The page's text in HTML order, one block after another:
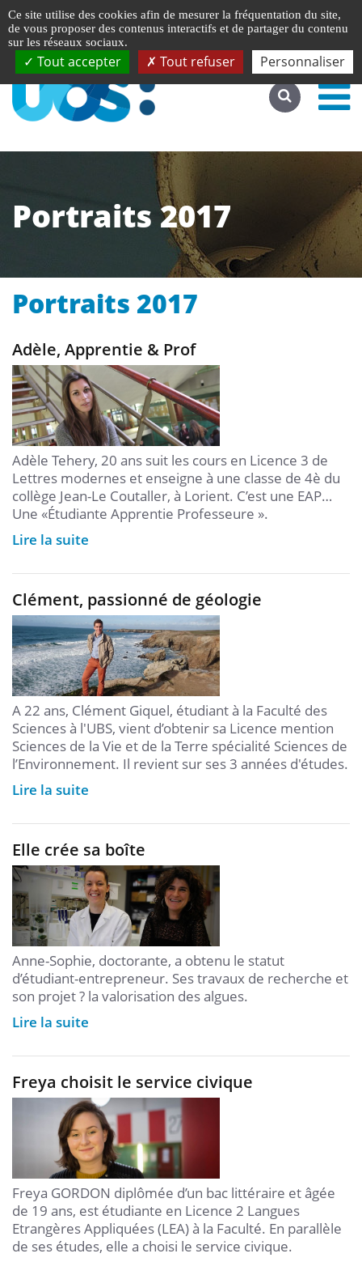
Accéder au site complet English
Portraits 2017
Portraits 2017
Adèle, Apprentie & Prof
Adèle Tehery, 20 ans suit les cours en Licence 3 de
Lettres modernes et enseigne à une classe de 4è du
collège Jean-Le Coutaller, à Lorient. C’est une EAP…
Une «Étudiante Apprentie Professeure ».
Lire la suite
Clément, passionné de géologie
A 22 ans, Clément Giquel, étudiant à la Faculté des
Sciences à l'UBS, vient d’obtenir sa Licence mention
Sciences de la Vie et de la Terre spécialité Sciences de
l’Environnement. Il revient sur ses 3 années d'études.
Lire la suite
Elle crée sa boîte
Anne-Sophie, doctorante, a obtenu le statut
d’étudiant-entrepreneur. Ses travaux de recherche et
son projet ? la valorisation des algues.
Lire la suite
Freya choisit le service civique
Freya GORDON diplômée d’un bac littéraire et âgée
de 19 ans, est étudiante en Licence 2 Langues
Etrangères Appliquées (LEA) à la Faculté. En parallèle
de ses études, elle a choisi le service civique.
Ce site utilise des cookies afin de mesurer la fréquentation du site,
de vous proposer des contenus interactifs et de partager du contenu
sur les réseaux sociaux.
Tout accepter Tout refuser Personnaliser